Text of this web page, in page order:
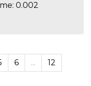
0.002
6 ...
12